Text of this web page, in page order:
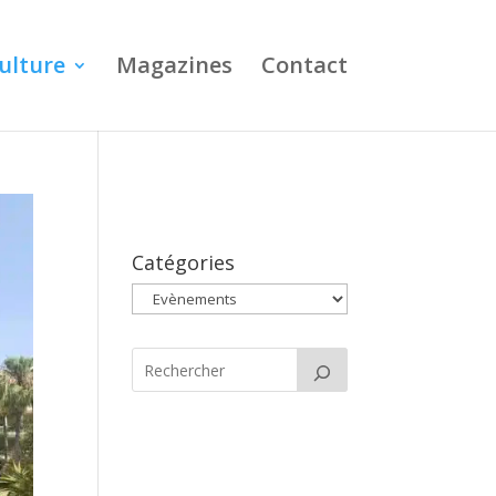
Magazines Contact
Catégories
Catégories